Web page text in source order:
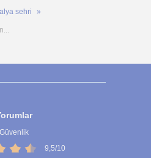
sehri
Güvenlik
9,5/10